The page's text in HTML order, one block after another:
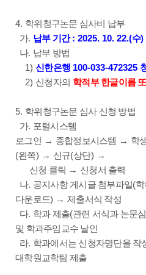
4. 학위청구논문 심사비 납부
가. 납부 기간: 2025. 10. 22.(수)
나. 납부 방법
1)신한은행 100-033-472325
2) 신청자의 학적부 한글이름
5. 학위청구논문 심사 신청 방법
가. 포털시스템
로그인
→ 종합정보시스템 → 학
(왼쪽) → 신규(상단) →
신청 클릭 → 신청서 출력
나. 공지사항 게시글 첨부파일(
다운로드) → 제출서식 작성
다. 학과 제출(관련 서식과 논문
및 학과주임교수 날인
라. 학과에서는 신청자명단을 작
대학원교학팀 제출